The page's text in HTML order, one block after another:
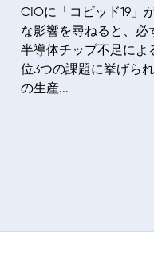
CIOに「コビッド19」
な影響を尋ねると、必
半導体チップ不足によ
位3つの課題に挙げら
の生産...